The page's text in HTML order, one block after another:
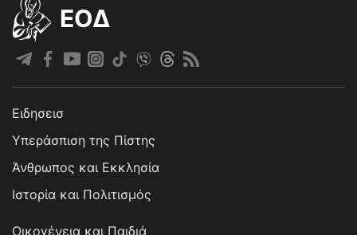
EOΔ
Ειδησεισ
Υπεράσπιση της Πίστης
Άνθρωπος και Εκκλησία
Ιστορία και Πολιτισμός
Οικογένεια και Παιδιά